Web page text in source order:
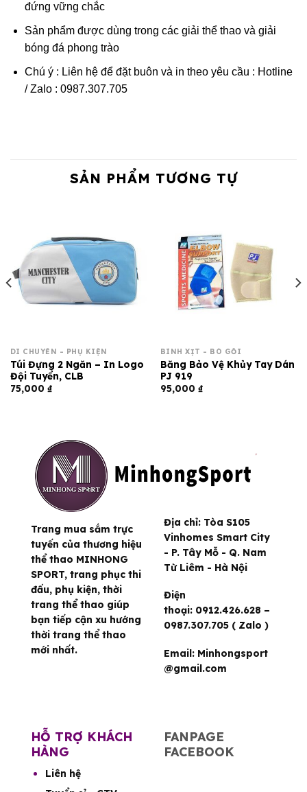
đứng vững chắc
Sản phẩm được dùng trong các giải thể thao và giải
bóng đá phong trào
Chú ý : Liên hệ để đặt buôn và in theo yêu cầu : Hotline
/ Zalo : 0987.307.705
SẢN PHẨM TƯƠNG TỰ
DI CHUYỂN - PHỤ KIỆN
Túi Đựng 2 Ngăn – In Logo
Đội Tuyển, CLB
75,000 ₫
BÌNH XỊT - BÓ GỐI
Băng Bảo Vệ Khủy Tay Dán
PJ 919
95,000 ₫
Trang mua sắm trực
tuyến của thương hiệu
thể thao MINHONG
SPORT, trang phục thi
đấu, phụ kiện, thời
trang thể thao giúp
bạn tiếp cận xu hướng
thời trang thể thao
mới nhất.
Địa chỉ: Tòa S105
Vinhomes Smart City
- P. Tây Mỗ - Q. Nam
Từ Liêm - Hà Nội
Điện
thoại: 0912.426.628 –
0987.307.705 ( Zalo )
Email: Minhongsport
@gmail.com
HỖ TRỢ KHÁCH
HÀNG
Liên hệ
FANPAGE
FACEBOOK